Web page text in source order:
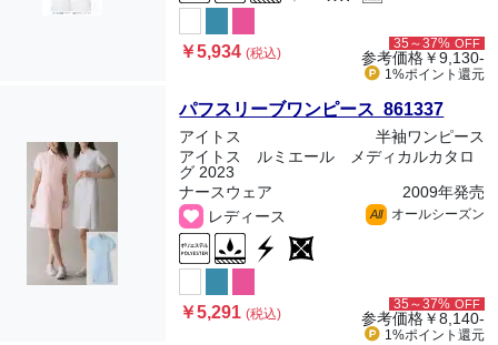
￥5,934(税込)
35～37% OFF
参考価格￥9,130-
1%ポイント 還元
パフスリーブワンピース 861337
アイトス
半袖ワンピース
アイトス ルミエール メディカルカタロ
グ 2023
ナースウェア
2009年発売
レディース
All オールシーズン
￥5,291(税込)
35～37% OFF
参考価格￥8,140-
1%ポイント 還元